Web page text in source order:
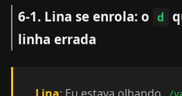
6-1. Lina se enrola: o d
linha errada